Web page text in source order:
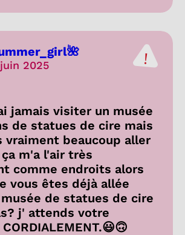
2025
jamais visiter un musée
de statues de cire mais
vraiment beaucoup aller
m'a l'air très
comme endroits alors
vous êtes déjà allée
de statues de cire
j' attends votre
CORDIALEMENT.😃🙃